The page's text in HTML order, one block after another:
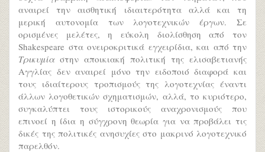
αναιρεί την αισθητική ιδιαιτερότητα αλλά και τη
μερική αυτονομία των λογοτεχνικών έργων. Σε
ορισμένες μελέτες, η εύκολη διολίσθηση από τον
Shakespeare στα ονειροκριτικά εγχειρίδια, και από την
Τρικυμίαστην αποικιακή πολιτική της ελισαβετιανής
Αγγλίας δεν αναιρεί μόνο την ειδοποιό διαφορά και
τους ιδιαίτερους τροπισμούς της λογοτεχνίας έναντι
άλλων λογοθετικών σχηματισμών, αλλά, το κυριότερο,
συγκαλύπτει τους ιστορικούς αναχρονισμούς που
επινοεί η ίδια η σύγχρονη θεωρία για να προβάλει τις
δικές της πολιτικές ανησυχίες στο μακρινό λογοτεχνικό
παρελθόν.